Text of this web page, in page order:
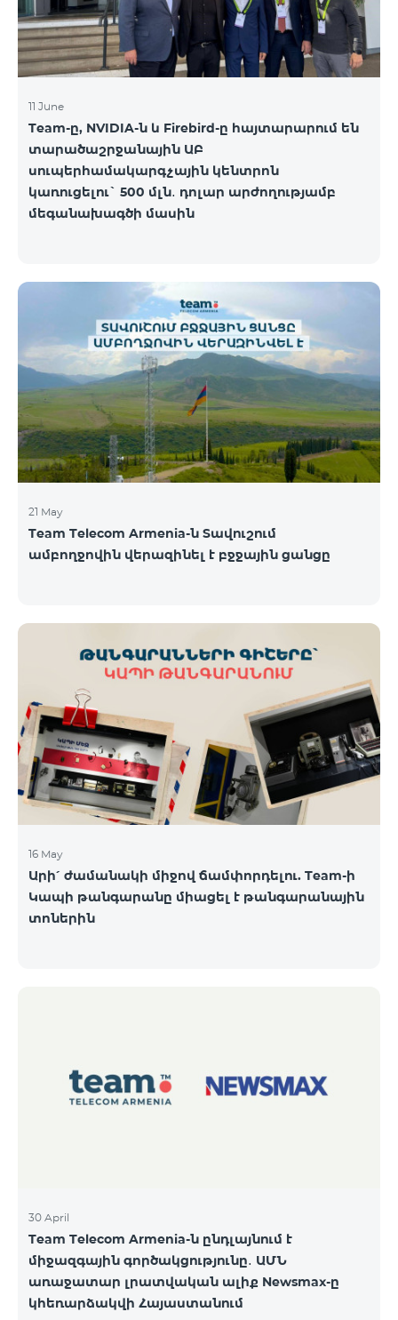
11 June
Team-ը, NVIDIA-ն և Firebird-ը հայտարարում են
տարածաշրջանային ԱԲ
սուպերհամակարգչային կենտրոն
կառուցելու` 500 մլն․ դոլար արժողությամբ
մեգանախագծի մասին
21 May
Team Telecom Armenia-ն Տավուշում
ամբողջովին վերազինել է բջջային ցանցը
16 May
Արի՛ ժամանակի միջով ճամփորդելու. Team-ի
Կապի թանգարանը միացել է թանգարանային
տոներին
30 April
Team Telecom Armenia-ն ընդլայնում է
միջազգային գործակցությունը․ ԱՄՆ
առաջատար լրատվական ալիք Newsmax-ը
կհեռարձակվի Հայաստանում